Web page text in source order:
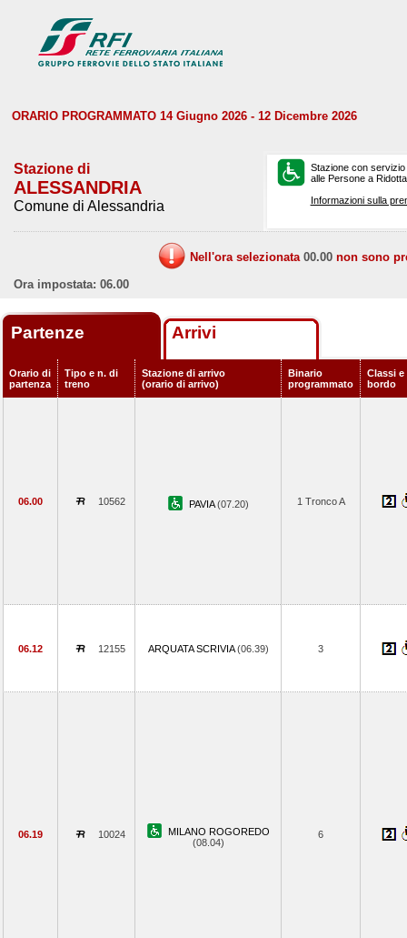
ORARIO PROGRAMMATO 14 Giugno 2026 - 12 Dicembre 2026
Stazione di
ALESSANDRIA
Comune di Alessandria
Stazione con
alle Persone a
Informazioni sulla
Nell'ora selezionata 00.00 non sono
Ora impostata: 06.00
Partenze Arrivi
Orario di
partenza
Tipo e n. di
treno
Stazione di arrivo
(orario di arrivo)
Binario
programmato
Classi e
bordo
06.00 10562 PAVIA(07.20) 1 Tronco A
06.12 12155 ARQUATA SCRIVIA(06.39) 3
06.19 10024
MILANO ROGOREDO
(08.04)
6